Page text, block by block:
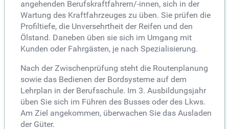
angehenden Berufskraftfahrern/-innen, sich in der
Wartung des Kraftfahrzeuges zu üben. Sie prüfen die
Profiltiefe, die Unversehrtheit der Reifen und den
Ölstand. Daneben üben sie sich im Umgang mit
Kunden oder Fahrgästen, je nach Spezialisierung.
Nach der Zwischenprüfung steht die Routenplanung
sowie das Bedienen der Bordsysteme auf dem
Lehrplan in der Berufsschule. Im 3. Ausbildungsjahr
üben Sie sich im Führen des Busses oder des Lkws.
Am Ziel angekommen, überwachen Sie das Ausladen
der Güter.